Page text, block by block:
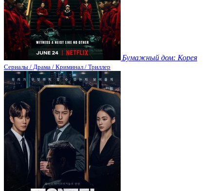
Бумажный дом: Корея
Сериалы / Драма / Криминал / Триллер